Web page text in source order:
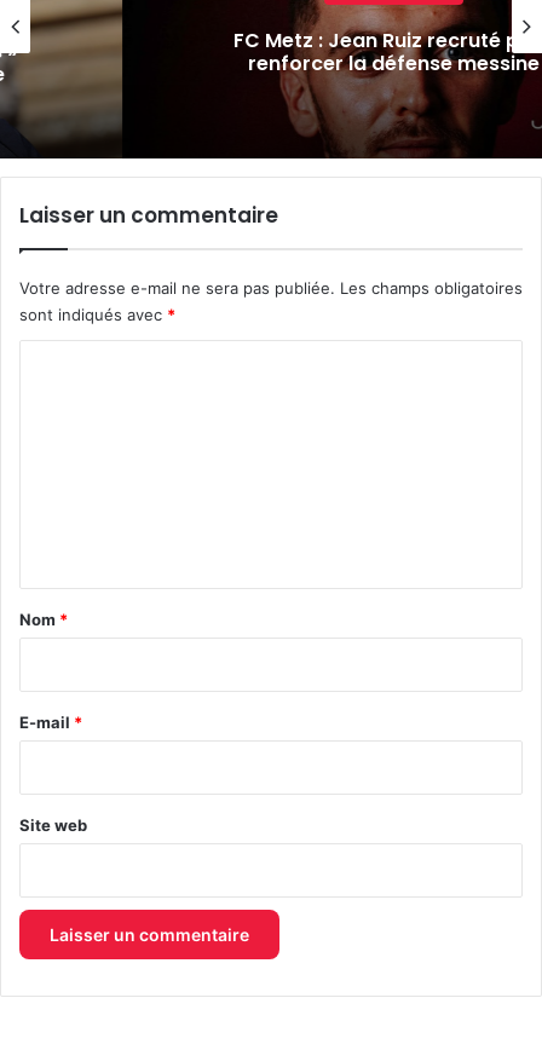
FC Metz : Jean Ruiz recruté
renforcer la défense messine
Laisser un commentaire
Votre adresse e-mail ne sera pas publiée. Les champs obligatoires
sont indiqués avec *
a
e
Nom *
E-mail *
Site web